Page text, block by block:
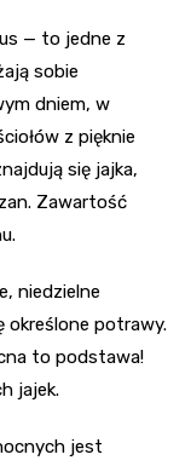
— to jedne z
sobie
dniem, w
z pięknie
się jajka,
Zawartość
niedzielne
określone potrawy.
to podstawa!
jajek.
jest